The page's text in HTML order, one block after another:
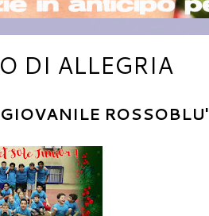
DI ALLEGRIA
ROSSOBLU'